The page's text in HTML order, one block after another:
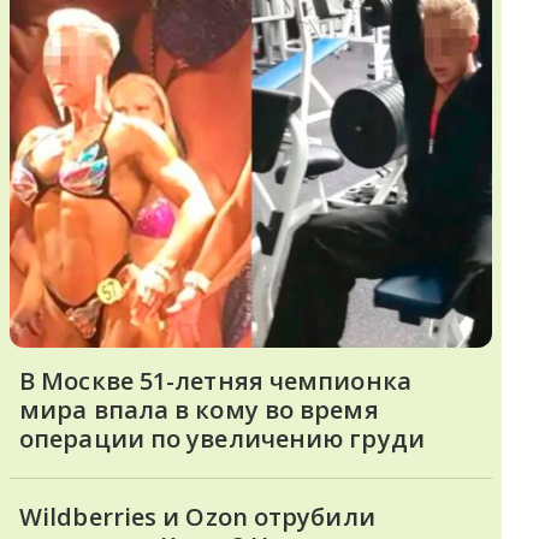
В Москве 51-летняя чемпионка
мира впала в кому во время
операции по увеличению груди
Wildberries и Ozon отрубили